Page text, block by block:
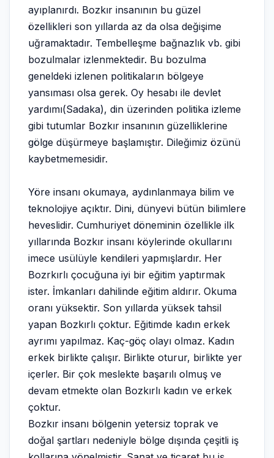
ayıplanırdı. Bozkır insanının bu güzel
özellikleri son yıllarda az da olsa değişime
uğramaktadır. Tembelleşme bağnazlık vb. gibi
bozulmalar izlenmektedir. Bu bozulma
geneldeki izlenen politikaların bölgeye
yansıması olsa gerek. Oy hesabı ile devlet
yardımı(Sadaka), din üzerinden politika izleme
gibi tutumlar Bozkır insanının güzelliklerine
gölge düşürmeye başlamıştır. Dileğimiz özünü
kaybetmemesidir.
Yöre insanı okumaya, aydınlanmaya bilim ve
teknolojiye açıktır. Dini, dünyevi bütün bilimlere
heveslidir. Cumhuriyet döneminin özellikle ilk
yıllarında Bozkır insanı köylerinde okullarını
imece usülüyle kendileri yapmışlardır. Her
Bozrkırlı çocuğuna iyi bir eğitim yaptırmak
ister. İmkanları dahilinde eğitim aldırır. Okuma
oranı yüksektir. Son yıllarda yüksek tahsil
yapan Bozkırlı çoktur. Eğitimde kadın erkek
ayrımı yapılmaz. Kaç-göç olayı olmaz. Kadın
erkek birlikte çalışır. Birlikte oturur, birlikte yer
içerler. Bir çok meslekte başarılı olmuş ve
devam etmekte olan Bozkırlı kadın ve erkek
çoktur.
Bozkır insanı bölgenin yetersiz toprak ve
doğal şartları nedeniyle bölge dışında çeşitli iş